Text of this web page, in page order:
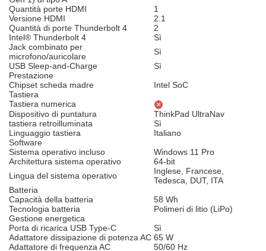
Quantità porte HDMI
1
Versione HDMI
2.1
Quantità di porte Thunderbolt 4
2
Intel® Thunderbolt 4
Sì
Jack combinato per
microfono/auricolare
Sì
USB Sleep-and-Charge
Sì
Prestazione
Chipset scheda madre
Intel SoC
Tastiera
Tastiera numerica
Dispositivo di puntatura
ThinkPad UltraNav
tastiera retroilluminata
Sì
Linguaggio tastiera
Italiano
Software
Sistema operativo incluso
Windows 11 Pro
Architettura sistema operativo
64-bit
Lingua del sistema operativo
Inglese, Francese,
Tedesca, DUT, ITA
Batteria
Capacità della batteria
58 Wh
Tecnologia batteria
Polimeri di litio (LiPo)
Gestione energetica
Porta di ricarica USB Type-C
Sì
Adattatore dissipazione di potenza AC 65 W
Adattatore di frequenza AC
50/60 Hz